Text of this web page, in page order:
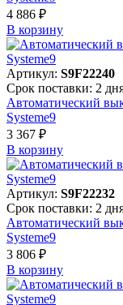
4 886 ₽
В корзинy
Артикул: S9F22240
Срок поставки: 2
Автоматический
Systeme9
3 367 ₽
В корзинy
Артикул: S9F22232
Срок поставки: 2
Автоматический
Systeme9
3 806 ₽
В корзинy